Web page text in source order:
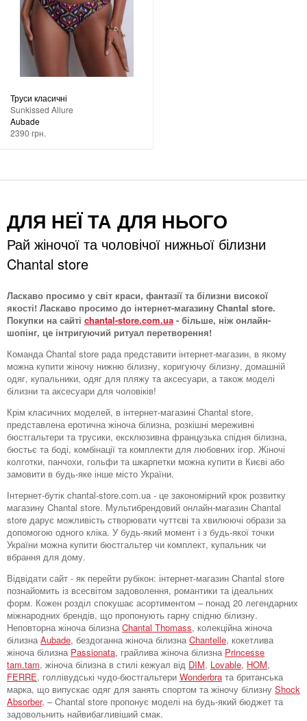
Труси класичні
Sunkissed Allure
Aubade
2390 грн.
ДЛЯ НЕЇ ТА ДЛЯ НЬОГО
Рай жіночої та чоловічої нижньої білизни
Chantal store
Ласкаво просимо у світ краси, фантазії та білизни високої
якості! Ласкаво просимо до інтернет-магазину Chantal store.
Покупки на сайті chantal-store.com.ua - більше, ніж онлайн-
шопінг, це інтригуючий ритуал перетворення!
Команда Chantal store рада представити інтернет-магазин, в якому
можна купити жіночу нижню білизну, коригуючу білизну, домашній
одяг, купальники, одяг для пляжу та аксесуари, а також моделі
білизни та аксесуари для чоловіків!
Крім класичних моделей, в інтернет-магазині Chantal store,
представлена ​​еротична жіноча білизна, розкішні мереживні
бюстгальтери та трусики, ексклюзивна французька спідня білизна,
бюстьє та боді, комбінації та комплекти для любовних ігор. Жіночі
колготки, панчохи, гольфи та шкарпетки можна купити в Києві або
замовити в будь-яке інше місто України.
Інтернет-бутік chantal-store.com.ua - це закономірний крок розвитку
магазину Chantal store. Мультибрендовий онлайн-магазин Chantal
store дарує можливість створювати чуттєві та хвилюючі образи за
допомогою одного кліка. У будь-який момент і з будь-якої точки
України можна купити бюстгальтер чи комплект, купальник чи
вбрання для дому.
Відвідати сайт - як перейти рубікон: інтернет-магазин Chantal store
познайомить із всесвітом задоволення, романтики та ідеальних
форм. Кожен розділ спокушає асортиментом – понад 20 легендарних
міжнародних брендів, що пропонують гарну спідню білизну.
Неповторна жіноча білизна Chantal Thomass, колекційна жіноча
білизна Aubade, бездоганна жіноча білизна Chantelle, кокетлива
жіноча білизна Passionata, грайлива жіноча білизна Princesse
tam.tam, жіноча білизна в стилі кежуал від DIM, Lovable, HOM,
FERRE, голлівудські чудо-бюстгальтери Wonderbra та британська
марка, що випускає одяг для занять спортом та жіночу білизну Shock
Absorber, – Chantal store пропонує моделі на будь-який бюджет та
задовольнить найвибагливіший смак.